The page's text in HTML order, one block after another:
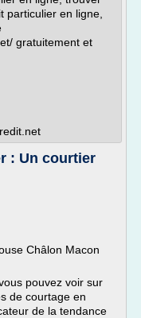
particulier en ligne,
gratuitement et
: Un courtier
Châlon Macon
pouvez voir sur
de courtage en
de la tendance